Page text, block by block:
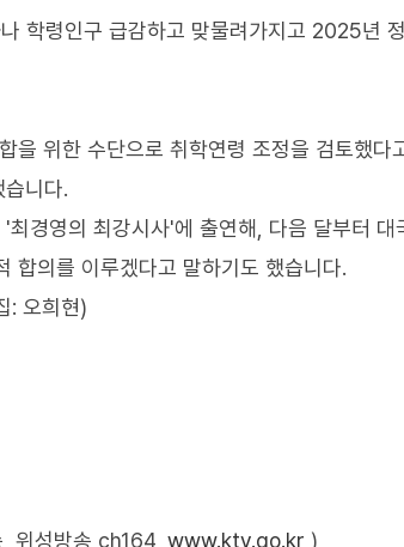
학령인구 급감하고 맞물려가지고 2025년
을 위한 수단으로 취학연령 조정을 검토했
니다.
경영의 최강시사'에 출연해, 다음 달부터
합의를 이루겠다고 말하기도 했습니다.
: 오희현)
위성방송 ch164, www.ktv.go.kr )